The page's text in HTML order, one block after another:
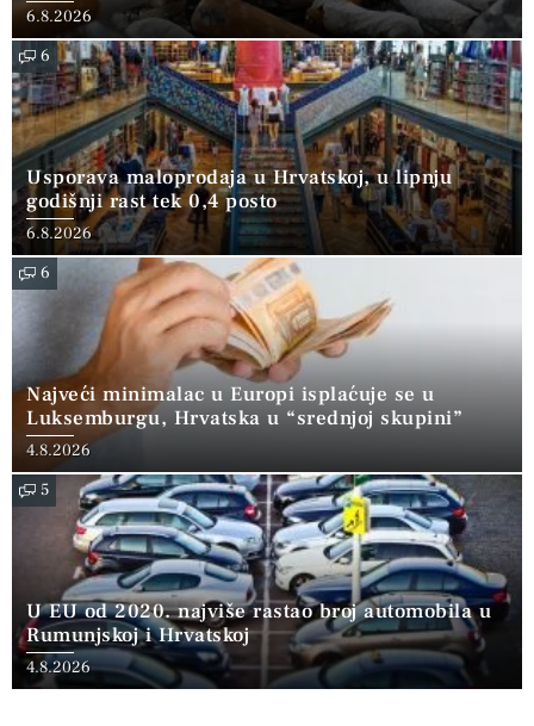
6.8.2026
6
Usporava maloprodaja u Hrvatskoj, u lipnju
godišnji rast tek 0,4 posto
6.8.2026
6
Najveći minimalac u Europi isplaćuje se u
Luksemburgu, Hrvatska u “srednjoj skupini”
4.8.2026
5
U EU od 2020. najviše rastao broj automobila u
Rumunjskoj i Hrvatskoj
4.8.2026